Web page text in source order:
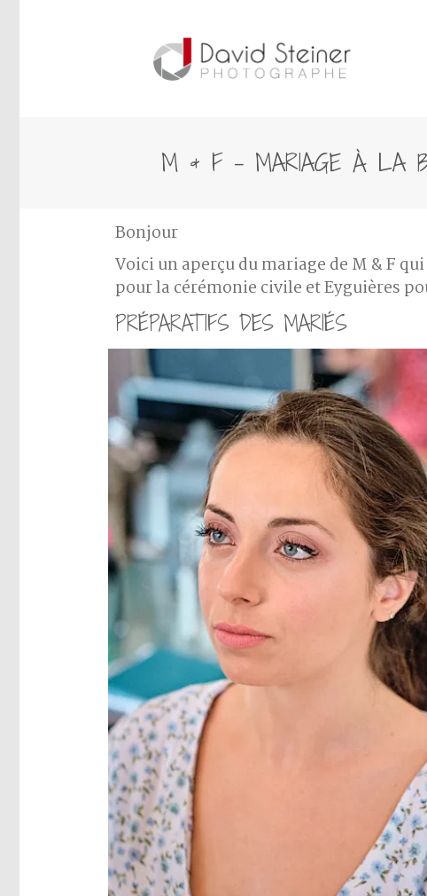
M & F – MARIAGE À LA
Bonjour
Voici un aperçu du mariage de M & F
pour la cérémonie civile et Eyguières
PRÉPARATIFS DES MARIÉS